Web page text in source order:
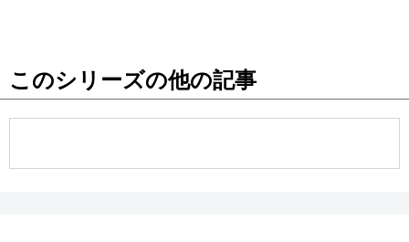
公式SNS
このシリーズの他の記事